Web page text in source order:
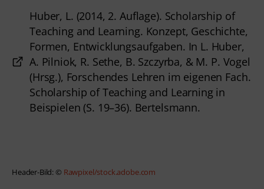
Huber, L. (2014, 2. Auflage). Scholarship of
Teaching and Learning. Konzept, Geschichte,
Formen, Entwicklungsaufgaben. In L. Huber,
A. Pilniok, R. Sethe, B. Szczyrba, & M. P. Vogel
(Hrsg.), Forschendes Lehren im eigenen Fach.
Scholarship of Teaching and Learning in
Beispielen (S. 19–36). Bertelsmann.
Header-Bild: © Rawpixel/stock.adobe.com